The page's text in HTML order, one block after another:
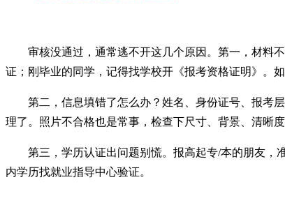
审核没通过，通常逃不开这几个原因。第一，材料
证；刚毕业的同学，记得找学校开《报考资格证明》。
第二，信息填错了怎么办？姓名、身份证号、报考
理了。照片不合格也是常事，检查下尺寸、背景、清晰
第三，学历认证出问题别慌。报高起专/本的朋友，
内学历找就业指导中心验证。